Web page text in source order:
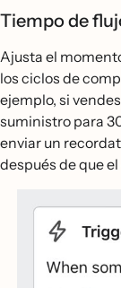
Tiempo de
Ajusta el
los ciclos de
ejemplo, si
suministro para
enviar un
después de que